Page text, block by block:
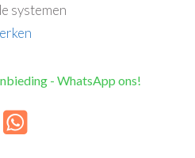
systemen
- WhatsApp ons!